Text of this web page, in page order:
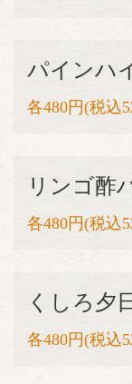
パインハ
各480円(税込
リンゴ酢
各480円(税込
くしろ夕
各480円(税込